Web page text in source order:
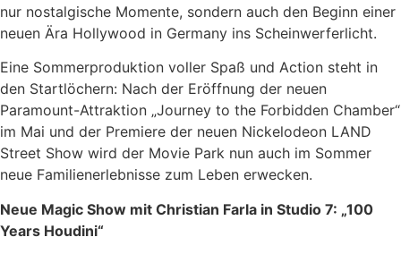
nur nostalgische Momente, sondern auch den Beginn einer
neuen Ära Hollywood in Germany ins Scheinwerferlicht.
Eine Sommerproduktion voller Spaß und Action steht in
den Startlöchern: Nach der Eröffnung der neuen
Paramount-Attraktion „Journey to the Forbidden Chamber“
im Mai und der Premiere der neuen Nickelodeon LAND
Street Show wird der Movie Park nun auch im Sommer
neue Familienerlebnisse zum Leben erwecken.
Neue Magic Show mit Christian Farla in Studio 7: „100
Years Houdini“